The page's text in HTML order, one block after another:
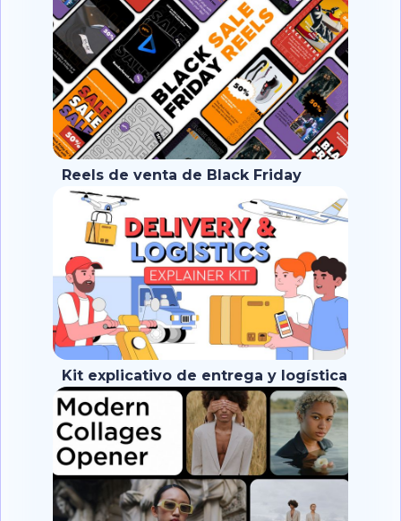
Reels de venta de Black Friday
Kit explicativo de entrega y logística